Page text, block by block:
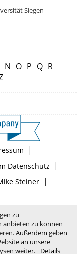
Siegen
N O P Q R
|
Datenschutz |
Steiner|
zu
anbieten zu können
Außerdem geben
an unsere
weiter.
Details